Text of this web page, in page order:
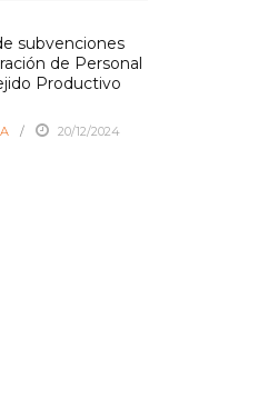
subvenciones
de Personal
Productivo
20/12/2024